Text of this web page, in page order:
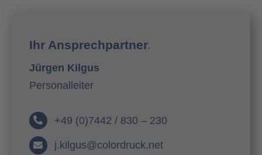
Ihr Ansprechpartner.
Jürgen Kilgus
Personalleiter
+49 (0)7442 / 830 – 230
j.kilgus@colordruck.net